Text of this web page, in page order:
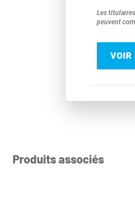
Les
peuvent
VOIR
Produits associés